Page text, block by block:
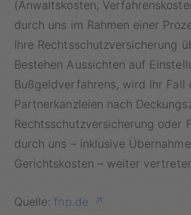
(Anwaltskosten,
durch uns im Rahmen einer
Ihre Rechtsschutzversicherung
Bestehen Aussichten auf
Bußgeldverfahrens, wird Ihr Fall
Partnerkanzleien nach
Rechtsschutzversicherung oder
durch uns – inklusive
Gerichtskosten – weiter
Quelle: fnp.de